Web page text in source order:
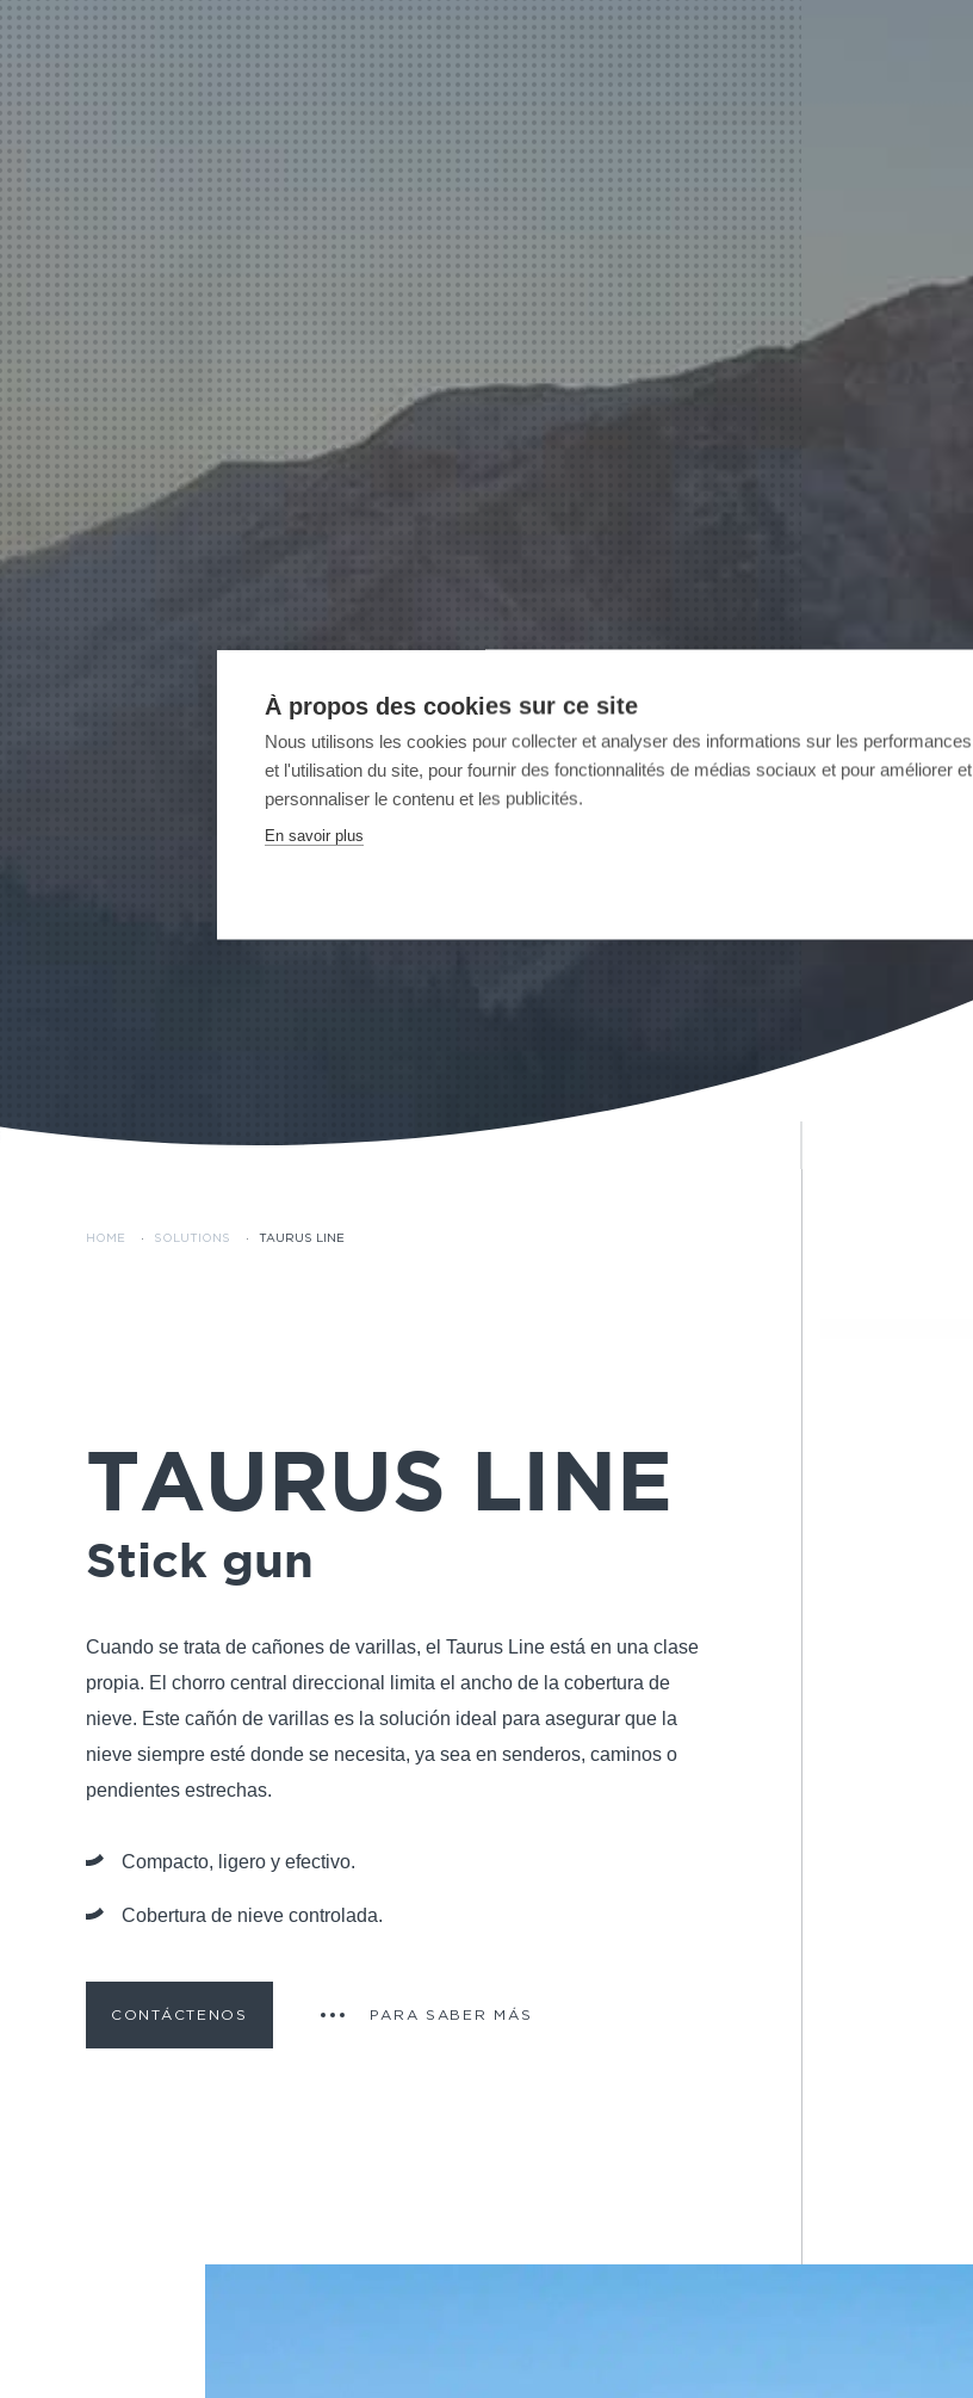
HOME · SOLUTIONS · TAURUS LINE
TAURUS LINE
Stick gun
Cuando se trata de cañones de varillas, el Taurus Line está en una clase
propia. El chorro central direccional limita el ancho de la cobertura de
nieve. Este cañón de varillas es la solución ideal para asegurar que la
nieve siempre esté donde se necesita, ya sea en senderos, caminos o
pendientes estrechas.
Compacto, ligero y efectivo.
Cobertura de nieve controlada.
CONTÁCTENOS PARA SABER MÁS
À propos des cookies sur ce site
Nous utilisons les cookies pour collecter et analyser des informations sur les performances
et l'utilisation du site, pour fournir des fonctionnalités de médias sociaux et pour améliorer et
personnaliser le contenu et les publicités.
En savoir plus